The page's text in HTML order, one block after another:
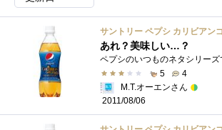
あれ？美味しい…？
5
4
M.T.オーエンさん
2011/08/06